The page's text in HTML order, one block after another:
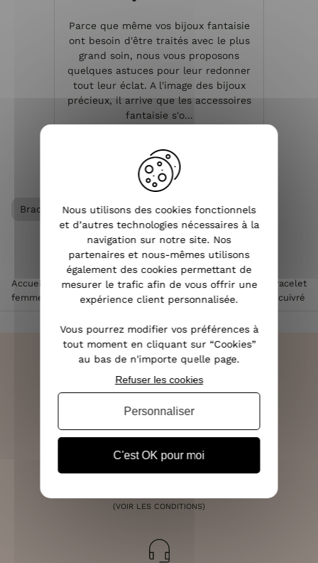
Parce que même vos bijoux fantaisie
ont besoin d'être traités avec le plus
grand soin, nous vous proposons
quelques astuces pour leur redonner
tout leur éclat. A l'image des bijoux
précieux, il arrive que les accessoires
fantaisie s'o...
VOIR L'ARTICLE
Bracelet femme
Accueil Accessoires de mode femme >Bijoux femme
Bracelet
femme
Bracelet LOL élastique noir soleil rosace filigrane cuivré
OFFERTE DÈS 70€
(VOIR LES CONDITIONS)
Nous utilisons des cookies fonctionnels
et d’autres technologies nécessaires à la
navigation sur notre site. Nos
partenaires et nous-mêmes utilisons
également des cookies permettant de
mesurer le trafic afin de vous offrir une
expérience client personnalisée.
Vous pourrez modifier vos préférences à
tout moment en cliquant sur “Cookies”
au bas de n'importe quelle page.
C'est OK pour moi
Refuser les cookies
Personnaliser